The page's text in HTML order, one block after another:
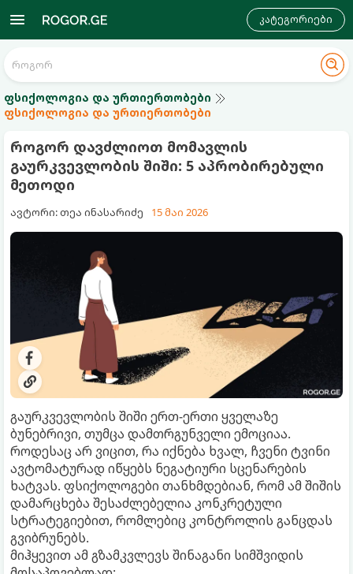
კატეგორიები
ფსიქოლოგია და ურთიერთობები
ფსიქოლოგია და ურთიერთობები
როგორ დავძლიოთ მომავლის
გაურკვევლობის შიში: 5 აპრობირებული
მეთოდი
ავტორი: თეა ინასარიძე 15 მაი 2026
გაურკვევლობის შიში ერთ-ერთი ყველაზე
ბუნებრივი, თუმცა დამთრგუნველი ემოციაა.
როდესაც არ ვიცით, რა იქნება ხვალ, ჩვენი ტვინი
ავტომატურად იწყებს ნეგატიური სცენარების
ხატვას. ფსიქოლოგები თანხმდებიან, რომ ამ შიშის
დამარცხება შესაძლებელია კონკრეტული
სტრატეგიებით, რომლებიც კონტროლის განცდას
გვიბრუნებს.
მიჰყევით ამ გზამკვლევს შინაგანი სიმშვიდის